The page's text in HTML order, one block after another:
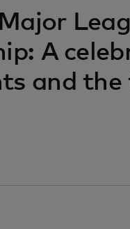
A
and